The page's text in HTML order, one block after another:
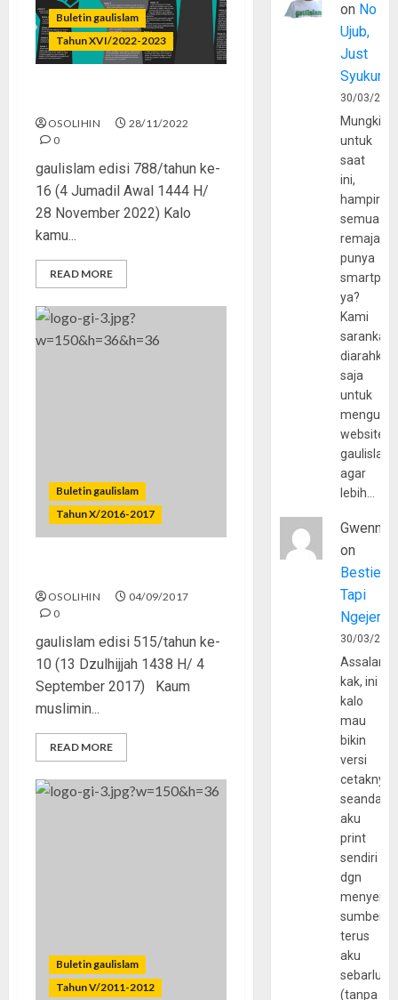
Buletin gaulislam
Tahun XVI/2022-2023
OSOLIHIN
28/11/2022
0
gaulislam edisi 788/tahun ke-
16 (4 Jumadil Awal 1444 H/
28 November 2022) Kalo
kamu...
READ MORE
Buletin gaulislam
Tahun X/2016-2017
OSOLIHIN
04/09/2017
0
gaulislam edisi 515/tahun ke-
10 (13 Dzulhijjah 1438 H/ 4
September 2017) Kaum
muslimin...
READ MORE
Buletin gaulislam
Tahun V/2011-2012
on No
Ujub,
Just
Syukur
30/03/
Mungkin
untuk
saat
ini,
hampir
semua
remaja
punya
ya?
Kami
sarankan,
diarahkan
saja
untuk
website
agar
lebih…
Gwenny
on
Bestie
Tapi
30/03/
kak, ini
kalo
mau
bikin
versi
cetaknya
aku
print
sendiri
dgn
sumber
terus
aku
(tanpa